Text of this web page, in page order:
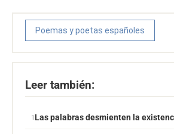
Poemas y poetas españoles
Leer también:
Las palabras desmienten la